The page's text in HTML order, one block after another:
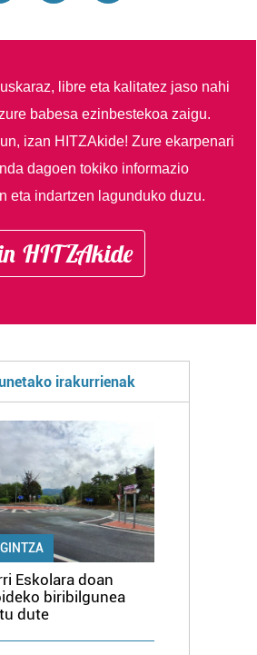
libre eta kalitatez jaso nahi
babesa ezinbestekoa zaigu.
izan HITZAkide!Zure ekarpenari
dagoen tokiko informazio
eta indartzen lagunduko duzu.
HITZAkide
irakurrienak
Eskolara doan
biribilgunea
dute